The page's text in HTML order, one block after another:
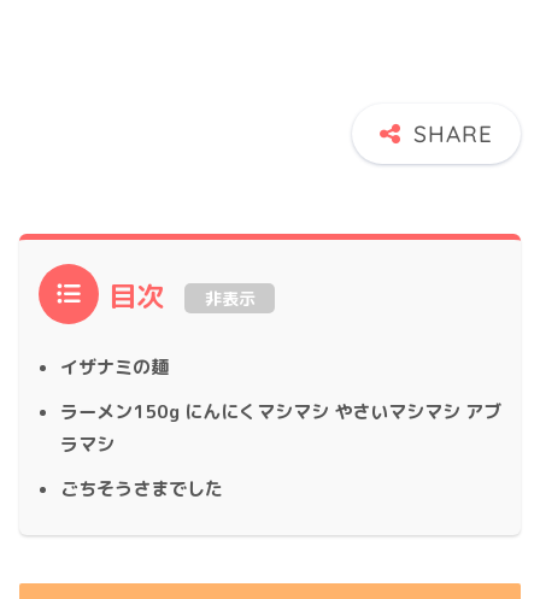
目次 非表示
イザナミの麺
ラーメン150g にんにくマシマシ やさいマシマシ アブ
ラマシ
ごちそうさまでした